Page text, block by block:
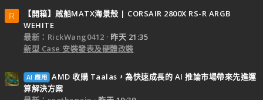
R
【開箱】賊船MATX海景殼 | CORSAIR 2800X RS-R ARGB
WEHITE
最新：RickWang0412
昨天 21:35
新型 Case 安裝發表及硬體改裝
AI 應用 AMD 收購 Taalas，為快速成長的 AI 推論市場帶來先進運
算解決方案